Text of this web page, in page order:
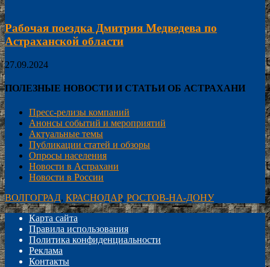
Рабочая поездка Дмитрия Медведева по
Астраханской области
27.09.2024
ПОЛЕЗНЫЕ НОВОСТИ И СТАТЬИ ОБ АСТРАХАНИ
Пресс-релизы компаний
Анонсы событий и мероприятий
Актуальные темы
Публикации статей и обзоры
Опросы населения
Новости в Астрахани
Новости в России
ВОЛГОГРАД, КРАСНОДАР, РОСТОВ-НА-ДОНУ
Карта сайта
Правила использования
Политика конфиденциальности
Реклама
Контакты